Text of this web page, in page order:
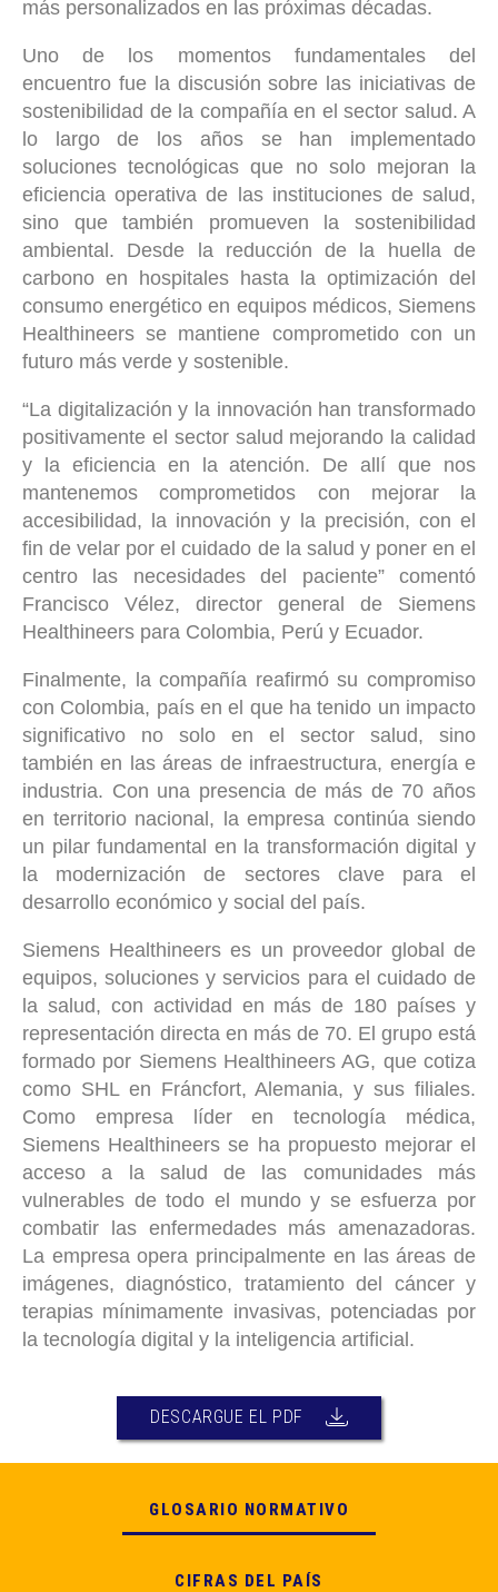
más personalizados en las próximas décadas.
Uno de los momentos fundamentales del
encuentro fue la discusión sobre las iniciativas de
sostenibilidad de la compañía en el sector salud. A
lo largo de los años se han implementado
soluciones tecnológicas que no solo mejoran la
eficiencia operativa de las instituciones de salud,
sino que también promueven la sostenibilidad
ambiental. Desde la reducción de la huella de
carbono en hospitales hasta la optimización del
consumo energético en equipos médicos, Siemens
Healthineers se mantiene comprometido con un
futuro más verde y sostenible.
“La digitalización y la innovación han transformado
positivamente el sector salud mejorando la calidad
y la eficiencia en la atención. De allí que nos
mantenemos comprometidos con mejorar la
accesibilidad, la innovación y la precisión, con el
fin de velar por el cuidado de la salud y poner en el
centro las necesidades del paciente” comentó
Francisco Vélez, director general de Siemens
Healthineers para Colombia, Perú y Ecuador.
Finalmente, la compañía reafirmó su compromiso
con Colombia, país en el que ha tenido un impacto
significativo no solo en el sector salud, sino
también en las áreas de infraestructura, energía e
industria. Con una presencia de más de 70 años
en territorio nacional, la empresa continúa siendo
un pilar fundamental en la transformación digital y
la modernización de sectores clave para el
desarrollo económico y social del país.
Siemens Healthineers es un proveedor global de
equipos, soluciones y servicios para el cuidado de
la salud, con actividad en más de 180 países y
representación directa en más de 70. El grupo está
formado por Siemens Healthineers AG, que cotiza
como SHL en Fráncfort, Alemania, y sus filiales.
Como empresa líder en tecnología médica,
Siemens Healthineers se ha propuesto mejorar el
acceso a la salud de las comunidades más
vulnerables de todo el mundo y se esfuerza por
combatir las enfermedades más amenazadoras.
La empresa opera principalmente en las áreas de
imágenes, diagnóstico, tratamiento del cáncer y
terapias mínimamente invasivas, potenciadas por
la tecnología digital y la inteligencia artificial.
DESCARGUE EL PDF
GLOSARIO NORMATIVO
CIFRAS DEL PAÍS